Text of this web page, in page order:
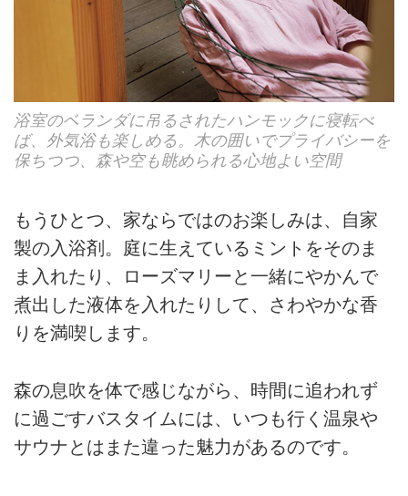
浴室のベランダに吊るされたハンモックに寝転べ
ば、外気浴も楽しめる。木の囲いでプライバシーを
保ちつつ、森や空も眺められる心地よい空間
もうひとつ、家ならではのお楽しみは、自家
製の入浴剤。庭に生えているミントをそのま
ま入れたり、ローズマリーと一緒にやかんで
煮出した液体を入れたりして、さわやかな香
りを満喫します。
森の息吹を体で感じながら、時間に追われず
に過ごすバスタイムには、いつも行く温泉や
サウナとはまた違った魅力があるのです。